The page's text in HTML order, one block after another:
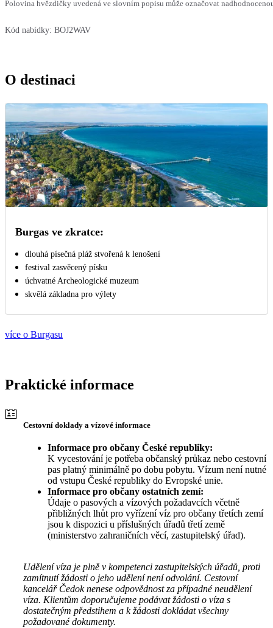
Polovina hvězdičky uvedená ve slovním popisu může označovat
Kód nabídky: BOJ2WAV
O destinaci
Burgas ve zkratce:
dlouhá písečná pláž stvořená k lenošení
festival zasvěcený písku
úchvatné Archeologické muzeum
skvělá základna pro výlety
více o Burgasu
Praktické informace
Cestovní doklady a vízové informace
Informace pro občany České republiky:
K vycestování je potřeba občanský průkaz nebo cestovní
pas platný minimálně po dobu pobytu. Vízum není nutné
od vstupu České republiky do Evropské unie.
Informace pro občany ostatních zemí:
Údaje o pasových a vízových požadavcích včetně
přibližných lhůt pro vyřízení víz pro občany třetích zemí
jsou k dispozici u příslušných úřadů třetí země
(ministerstvo zahraničních věcí, zastupitelský úřad).
Udělení víza je plně v kompetenci zastupitelských úřadů, proti
zamítnutí žádosti o jeho udělení není odvolání. Cestovní
kancelář Čedok nenese odpovědnost za případné neudělení
víza. Klientům doporučujeme podávat žádosti o víza s
dostatečným předstihem a k žádosti dokládat všechny
požadované dokumenty.